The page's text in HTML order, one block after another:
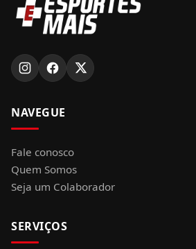
NAVEGUE
Fale conosco
Quem Somos
Seja um Colaborador
SERVIÇOS